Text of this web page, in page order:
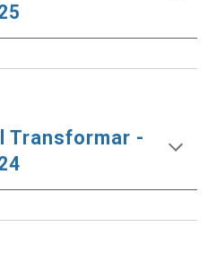
5
Transformar -
4